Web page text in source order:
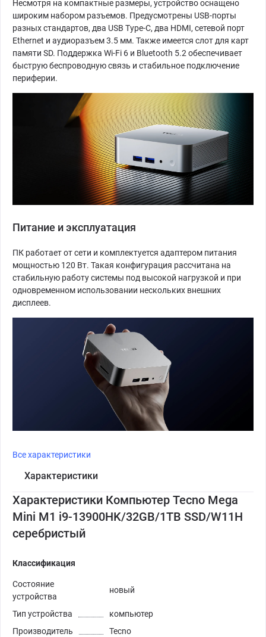
Несмотря на компактные размеры, устройство оснащено
широким набором разъемов. Предусмотрены USB-порты
разных стандартов, два USB Type-C, два HDMI, сетевой порт
Ethernet и аудиоразъем 3.5 мм. Также имеется слот для карт
памяти SD. Поддержка Wi-Fi 6 и Bluetooth 5.2 обеспечивает
быструю беспроводную связь и стабильное подключение
периферии.
Питание и эксплуатация
ПК работает от сети и комплектуется адаптером питания
мощностью 120 Вт. Такая конфигурация рассчитана на
стабильную работу системы под высокой нагрузкой и при
одновременном использовании нескольких внешних
дисплеев.
Все характеристики
Характеристики
Характеристики Компьютер Tecno Mega
Mini M1 i9-13900HK/32GB/1TB SSD/W11H
серебристый
Классификация
Состояние
устройства
новый
Тип устройства
компьютер
Производитель
Tecno